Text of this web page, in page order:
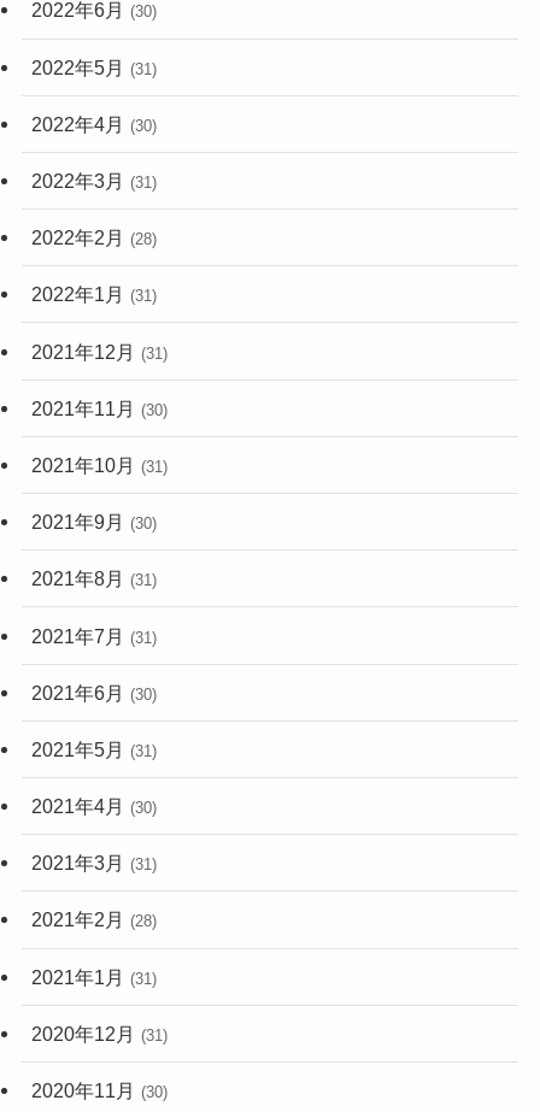
2022年6月 (30)
2022年5月 (31)
2022年4月 (30)
2022年3月 (31)
2022年2月 (28)
2022年1月 (31)
2021年12月 (31)
2021年11月 (30)
2021年10月 (31)
2021年9月 (30)
2021年8月 (31)
2021年7月 (31)
2021年6月 (30)
2021年5月 (31)
2021年4月 (30)
2021年3月 (31)
2021年2月 (28)
2021年1月 (31)
2020年12月 (31)
2020年11月 (30)